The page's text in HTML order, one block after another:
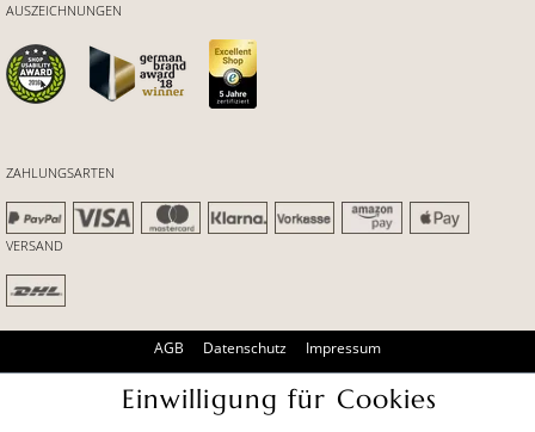
ZAHLUNGSARTEN
VERSAND
AUSZEICHNUNGEN
AGB Datenschutz
Impressum
* Alle Preise inkl. gesetzl. Mehrwertsteuer zzgl. Versandkosten
Einwilligung für Cookies